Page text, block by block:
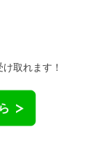
取れます！